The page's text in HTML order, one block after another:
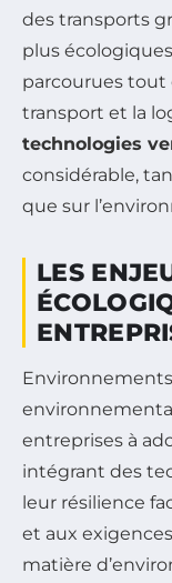
des transports
plus
parcourues tout
transport et la
technologies
considérable,
que sur
LES
entreprises à
intégrant des
leur résilience
et aux
matière